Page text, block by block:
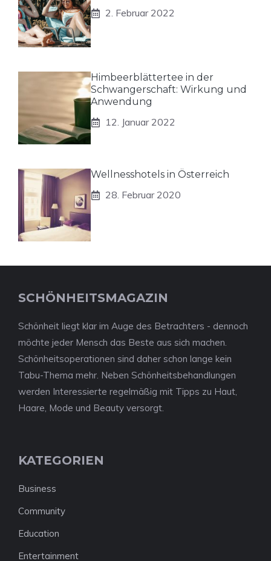
2. Februar 2022
Himbeerblättertee in der
Schwangerschaft: Wirkung und
Anwendung
12. Januar 2022
Wellnesshotels in Österreich
28. Februar 2020
SCHÖNHEITSMAGAZIN
Schönheit liegt klar im Auge des Betrachters - dennoch
möchte jeder Mensch das Beste aus sich machen.
Schönheitsoperationen sind daher schon lange kein
Tabu-Thema mehr. Neben Schönheitsbehandlungen
werden Interessierte regelmäßig mit Tipps zu Haut,
Haare, Mode und Beauty versorgt.
KATEGORIEN
Business
Community
Education
Entertainment